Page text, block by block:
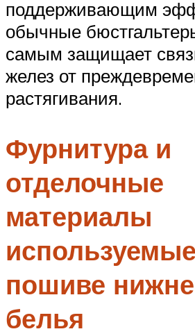
поддерживающим
обычные
самым защищает
желез от
растягивания.
Фурнитура и
отделочные
материалы
пошиве
белья